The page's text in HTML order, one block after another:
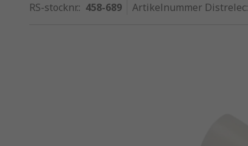
RS-stocknr.: 458-689 Artikelnummer Distrelec: